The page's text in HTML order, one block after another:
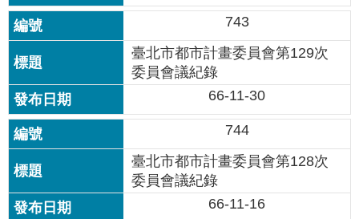
審
議
專
區
服
務
園
地
網
站
寶
743
臺北市都市計畫委員會第129次
委員會議紀錄
66-11-30
744
臺北市都市計畫委員會第128次
委員會議紀錄
66-11-16